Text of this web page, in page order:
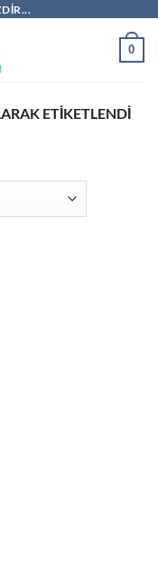
0
ETIKETLENDI